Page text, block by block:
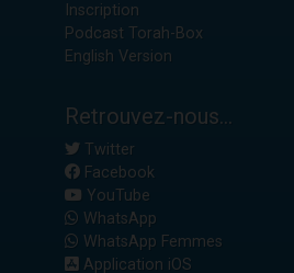
Inscription
Podcast Torah-Box
English Version
Retrouvez-nous...
Twitter
Facebook
YouTube
WhatsApp
WhatsApp Femmes
Application iOS